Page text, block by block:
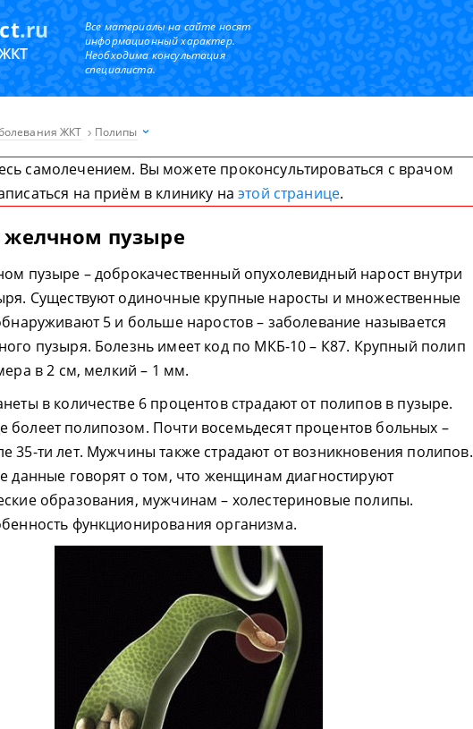
.ru
Все материалы на сайте носят
информационный характер.
Необходима консультация
специалиста.
ЖКТ Полипы
самолечением. Вы можете проконсультироваться с врачом
на приём в клинику наэтой странице.
пузыре
пузыре – доброкачественный опухолевидный нарост внутри
Существуют одиночные крупные наросты и множественные
5 и больше наростов – заболевание называется
пузыря. Болезнь имеет код по МКБ-10 – К87. Крупный полип
в 2 см, мелкий – 1 мм.
в количестве 6 процентов страдают от полипов в пузыре.
полипозом. Почти восемьдесят процентов больных –
35-ти лет. Мужчины также страдают от возникновения полипов.
данные говорят о том, что женщинам диагностируют
образования, мужчинам – холестериновые полипы.
функционирования организма.